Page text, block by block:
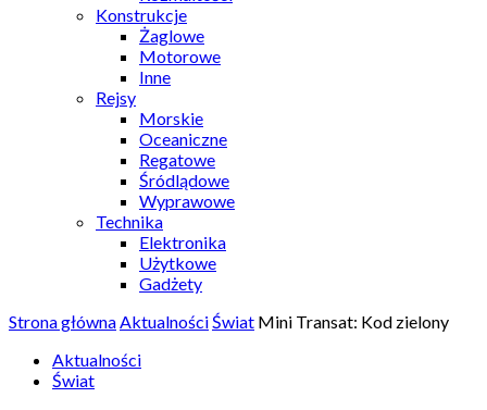
Konstrukcje
Żaglowe
Motorowe
Inne
Rejsy
Morskie
Oceaniczne
Regatowe
Śródlądowe
Wyprawowe
Technika
Elektronika
Użytkowe
Gadżety
Strona głównaAktualnościŚwiat Mini Transat: Kod zielony
Aktualności
Świat